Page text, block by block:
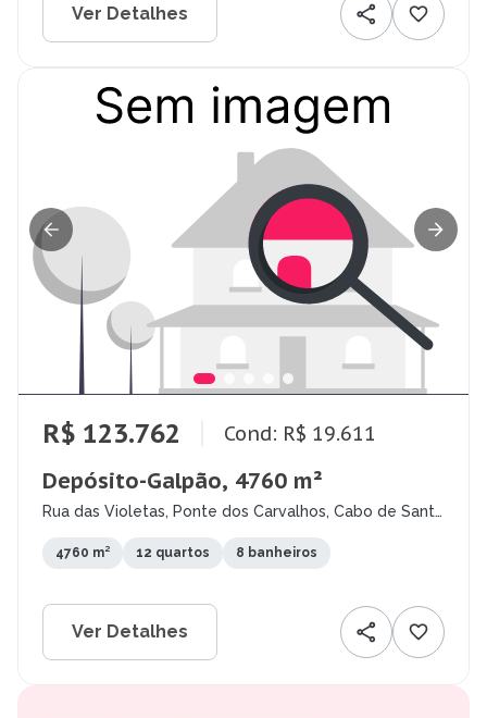
Ver Detalhes
R$ 123.762 Cond: R$ 19.611
Depósito-Galpão, 4760 m²
Rua das Violetas, Ponte dos Carvalhos, Cabo de Santo
4760 m² 12 quartos 8 banheiros
Ver Detalhes